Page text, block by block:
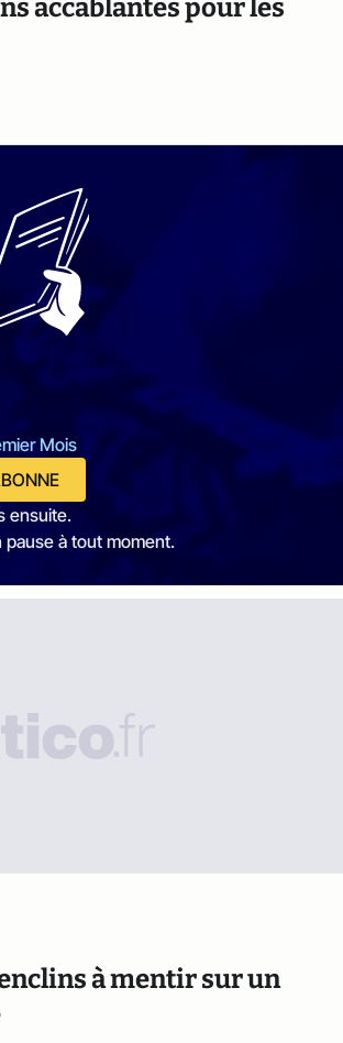
accablantes pour les
Mois
ensuite.
à tout moment.
à mentir sur un